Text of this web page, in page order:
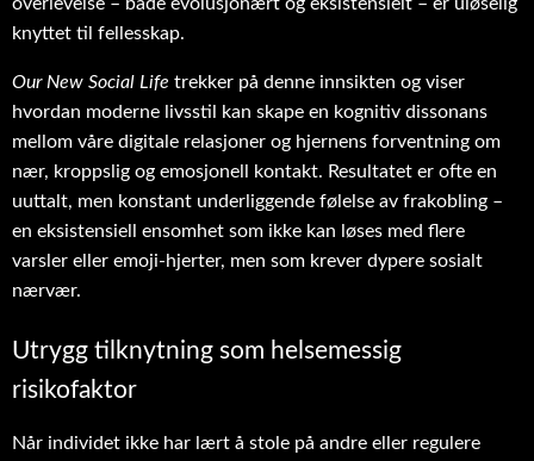
knyttet til fellesskap.
Our New Social Life trekker på denne innsikten og viser
hvordan moderne livsstil kan skape en kognitiv dissonans
mellom våre digitale relasjoner og hjernens forventning om
nær, kroppslig og emosjonell kontakt. Resultatet er ofte en
uuttalt, men konstant underliggende følelse av frakobling –
en eksistensiell ensomhet som ikke kan løses med flere
varsler eller emoji-hjerter, men som krever dypere sosialt
nærvær.
Utrygg tilknytning som helsemessig
risikofaktor
Når individet ikke har lært å stole på andre eller regulere